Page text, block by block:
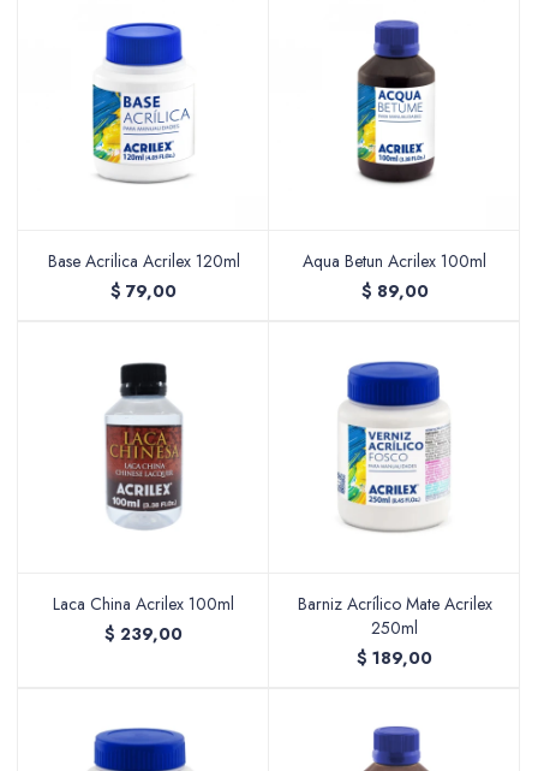
Base Acrilica Acrilex 120ml
$ 79,00
Aqua Betun Acrilex 100ml
$ 89,00
Laca China Acrilex 100ml
$ 239,00
Barniz Acrílico Mate Acrilex
250ml
$ 189,00
Accesorios
Varios
Pinturas
Soportes Artísticos